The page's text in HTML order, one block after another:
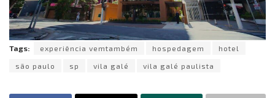
Tags: experiência vemtambém hospedagem hotel
são paulo sp vila galé vila galé paulista